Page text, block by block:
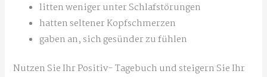
litten weniger unter Schlafstörungen
hatten seltener Kopfschmerzen
gaben an, sich gesünder zu fühlen
Nutzen Sie Ihr Positiv- Tagebuch und steigern Sie Ihr